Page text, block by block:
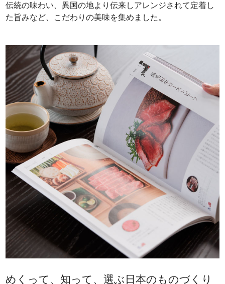
伝統の味わい、異国の地より伝来しアレンジされて定着し
た旨みなど、こだわりの美味を集めました。
めくって、知って、選ぶ日本のものづくり